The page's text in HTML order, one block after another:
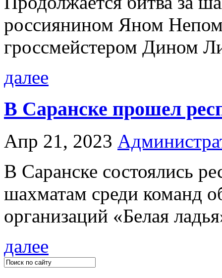
россиянином Яном
гроссмейстером Дином
далее
В Саранске прошел
Апр 21, 2023
В Саранске состоялись
шахматам среди команд
организаций «Белая
далее